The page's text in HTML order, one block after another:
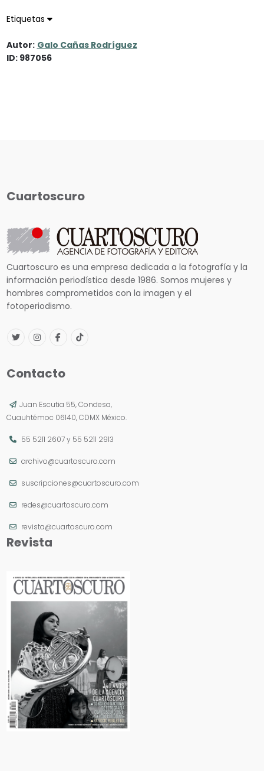
Etiquetas
Autor: Galo Cañas Rodríguez
ID: 987056
Cuartoscuro
Cuartoscuro es una empresa dedicada a la fotografía y la
información periodística desde 1986. Somos mujeres y
hombres comprometidos con la imagen y el
fotoperiodismo.
Contacto
Juan Escutia 55, Condesa,
Cuauhtémoc 06140, CDMX México.
55 5211 2607y 55 5211 2913
archivo@cuartoscuro.com
suscripciones@cuartoscuro.com
redes@cuartoscuro.com
revista@cuartoscuro.com
Revista